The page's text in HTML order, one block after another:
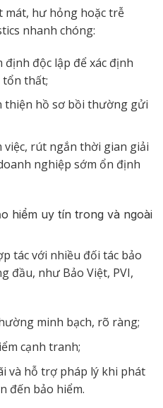
mát, hư hỏng hoặc trễ
nhanh chóng:
độc lập để xác định
tổn thất;
thiện hồ sơ bồi thường gửi
rút ngắn thời gian giải
nghiệp sớm ổn định
hiểm uy tín trong và ngoài
tác với nhiều đối tác bảo
đầu, như Bảo Việt, PVI,
minh bạch, rõ ràng;
cạnh tranh;
và hỗ trợ pháp lý khi phát
đến bảo hiểm.